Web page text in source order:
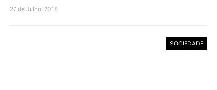
27 de Julho, 2018
SOCIEDADE